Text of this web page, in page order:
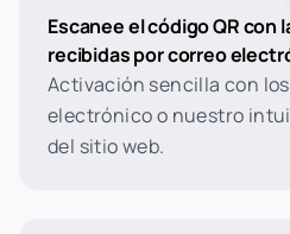
Escanee el código QR con
recibidas por correo
Activación sencilla con
electrónico o nuestro
del sitio web.